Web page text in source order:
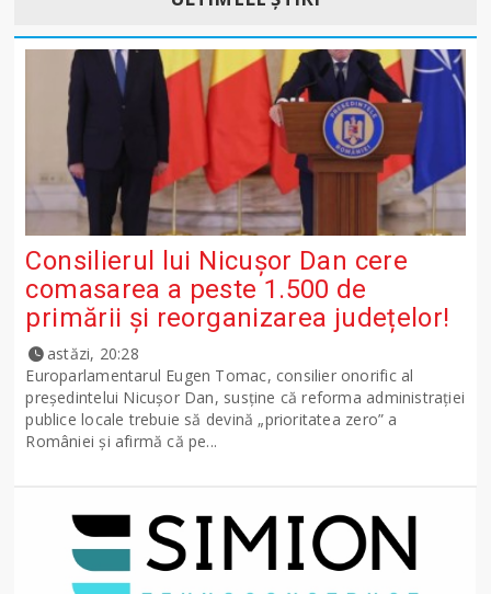
Consilierul lui Nicușor Dan cere
comasarea a peste 1.500 de
primării și reorganizarea județelor!
astăzi, 20:28
Europarlamentarul Eugen Tomac, consilier onorific al
președintelui Nicușor Dan, susține că reforma administrației
publice locale trebuie să devină „prioritatea zero” a
României și afirmă că pe...